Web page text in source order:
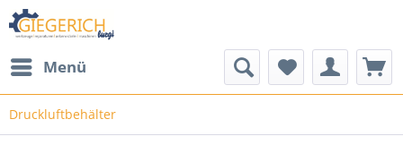
Menü
Druckluftbehälter